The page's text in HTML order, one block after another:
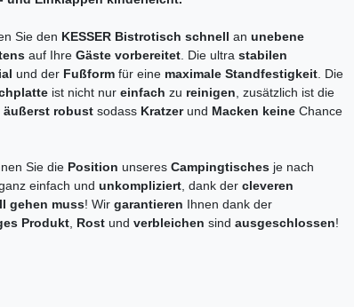
Sie den KESSER Bistrotisch schnell an unebene
auf Ihre Gäste vorbereitet . Die ultra stabilen
und der Fußform für eine maximale Standfestigkeit . Die
ist nicht nur einfach zu reinigen , zusätzlich ist die
äußerst robust sodass Kratzer und Macken keine Chance
Sie die Position unseres Campingtisches je nach
einfach und unkompliziert , dank der cleveren
gehen muss! Wir garantieren Ihnen dank der
Produkt Rost und verbleichen sind ausgeschlossen!